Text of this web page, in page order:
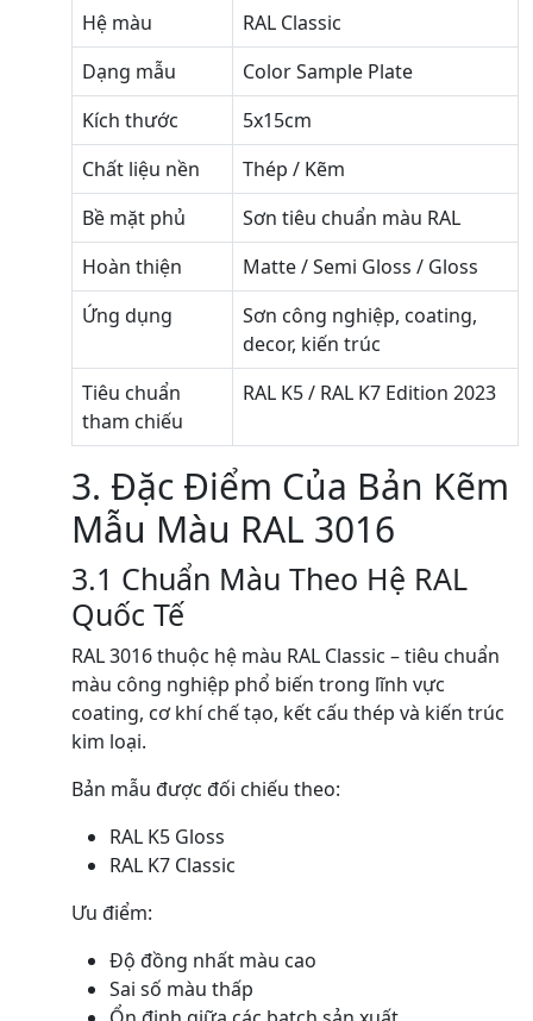
Hệ màu
RAL Classic
Dạng mẫu
Color Sample Plate
Kích thước
5x15cm
Chất liệu nền
Thép / Kẽm
Bề mặt phủ
Sơn tiêu chuẩn màu RAL
Hoàn thiện
Matte / Semi Gloss / Gloss
Ứng dụng
Sơn công nghiệp, coating,
decor, kiến trúc
Tiêu chuẩn
tham chiếu
RAL K5 / RAL K7 Edition 2023
3. Đặc Điểm Của Bản Kẽm
Mẫu Màu RAL 3016
3.1 Chuẩn Màu Theo Hệ RAL
Quốc Tế
RAL 3016 thuộc hệ màu RAL Classic – tiêu chuẩn
màu công nghiệp phổ biến trong lĩnh vực
coating, cơ khí chế tạo, kết cấu thép và kiến trúc
kim loại.
Bản mẫu được đối chiếu theo:
RAL K5 Gloss
RAL K7 Classic
Ưu điểm:
Độ đồng nhất màu cao
Sai số màu thấp